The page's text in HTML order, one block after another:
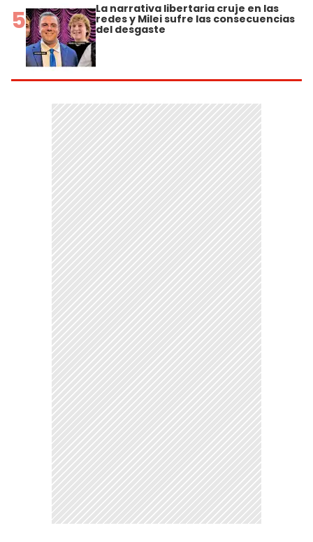
5 La narrativa libertaria cruje en las
redes y Milei sufre las consecuencias
del desgaste